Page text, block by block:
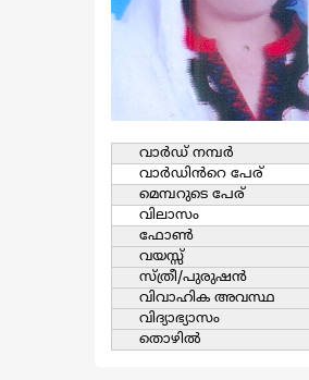
വാര്‍ഡ്‌ നമ്പര്‍
വാര്‍ഡിൻറെ പേര്
മെമ്പറുടെ പേര്
വിലാസം
ഫോൺ
വയസ്സ്
സ്ത്രീ/പുരുഷന്‍
വിവാഹിക അവസ്ഥ
വിദ്യാഭ്യാസം
തൊഴില്‍